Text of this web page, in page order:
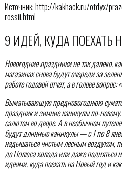
Источник: http://kakhack.ru/otdyx/
rossii.html
9 ИДЕЙ, КУДА ПОЕХАТЬ
Новогодние праздники не так далеко,
магазинах снова будут очереди за
работе годовой отчет, а в голове
Выматывающую предновогоднюю
праздник и зимние каникулы по-
салютом во дворе. А в необычном
будут длинные каникулы — с 1 по 8
надышаться чистым лесным воздухом,
до Полюса холода или даже подняться
идеями, куда поехать на Новый год и